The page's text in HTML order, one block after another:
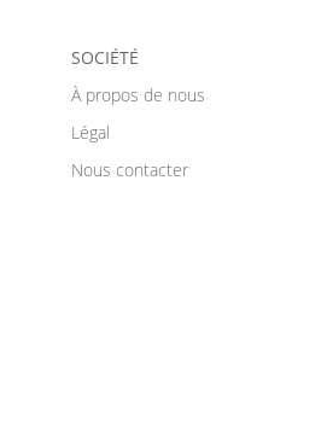
SOCIÉTÉ
À propos de nous
Légal
Nous contacter